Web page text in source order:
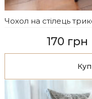
Чохол на стілець
170 грн